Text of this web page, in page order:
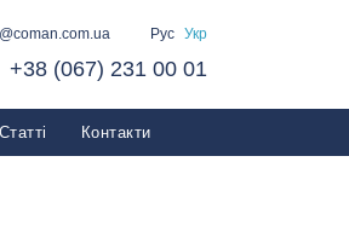
Рус Укр
+38 (067) 231 00 01
Статті Контакти